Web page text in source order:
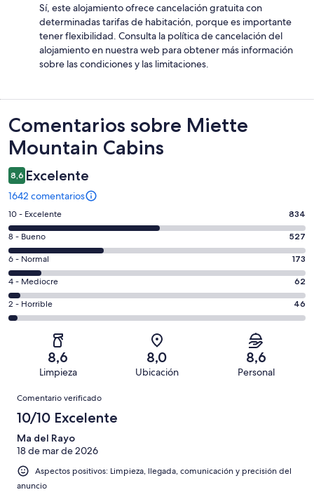
Sí, este alojamiento ofrece cancelación gratuita con
determinadas tarifas de habitación, porque es importante
tener flexibilidad. Consulta la política de cancelación del
alojamiento en nuestra web para obtener más información
sobre las condiciones y las limitaciones.
Comentarios
Comentarios sobre Miette
Mountain Cabins
8,6 Excelente
1642 comentarios
834
comentarios
de
un
total
de
1642
con
puntuación
10 - Excelente 834
527
comentarios
de
un
total
de
puntuación
8 - Bueno 527
173
comentarios
de
un
total
puntuación
Normal
6 - Normal 173
62
comentarios
de
una
puntuación
Mediocre
4 - Mediocre 62
46
comentarios
1642
una
puntuación
de
2 - Horrible 46
8,6
Limpieza
8,0
Ubicación
8,6
Personal
Comentarios
Comentario verificado
10/10 Excelente
Ma del Rayo
18 de mar de 2026
Aspectos positivos: Limpieza, llegada, comunicación y precisión del
anuncio